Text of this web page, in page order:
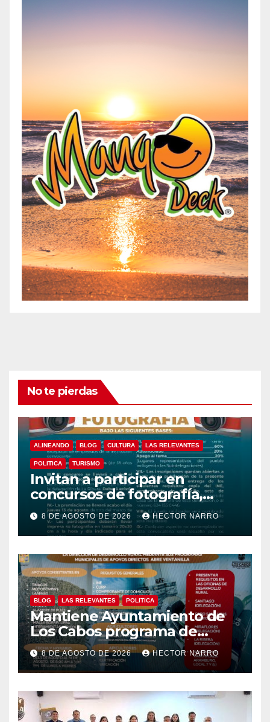
No te pierdas
ALINEANDO BLOG CULTURA LAS RELEVANTES
POLITICA TURISMO
Invitan a participar en
concursos de fotografía,
canto y pintura de las Fiestas
Tradicionales La Ribera 2026
8 DE AGOSTO DE 2026 HECTOR NARRO
BLOG LAS RELEVANTES POLITICA
Mantiene Ayuntamiento de
Los Cabos programa de
apoyos para agricultores,
ganaderos y apicultores
8 DE AGOSTO DE 2026 HECTOR NARRO